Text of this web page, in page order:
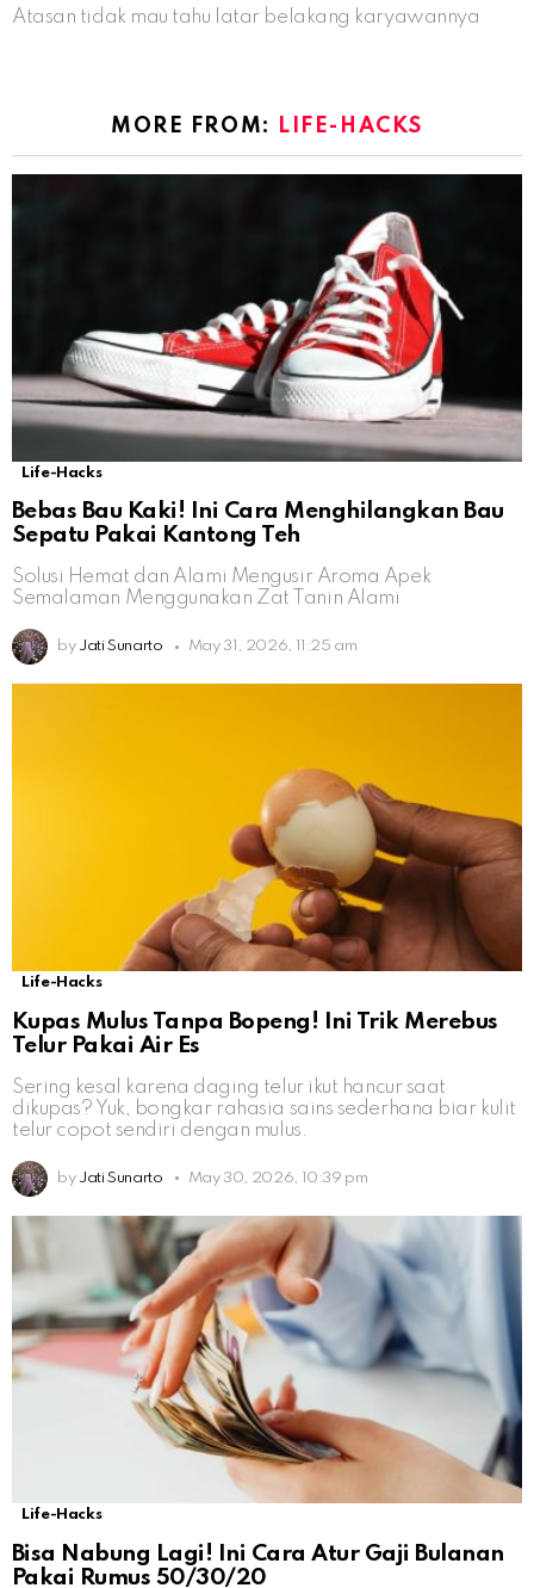
Atasan tidak mau tahu latar belakang karyawannya
MORE FROM: LIFE-HACKS
Life-Hacks
Bebas Bau Kaki! Ini Cara Menghilangkan Bau
Sepatu Pakai Kantong Teh
Solusi Hemat dan Alami Mengusir Aroma Apek
Semalaman Menggunakan Zat Tanin Alami
by Jati Sunarto May 31, 2026, 11:25 am
Life-Hacks
Kupas Mulus Tanpa Bopeng! Ini Trik Merebus
Telur Pakai Air Es
Sering kesal karena daging telur ikut hancur saat
dikupas? Yuk, bongkar rahasia sains sederhana biar kulit
telur copot sendiri dengan mulus.
by Jati Sunarto May 30, 2026, 10:39 pm
Life-Hacks
Bisa Nabung Lagi! Ini Cara Atur Gaji Bulanan
Pakai Rumus 50/30/20